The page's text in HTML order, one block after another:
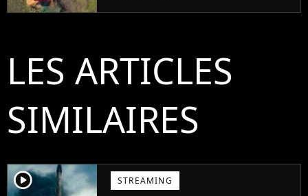
LES ARTICLES
SIMILAIRES
player2 STREAMING